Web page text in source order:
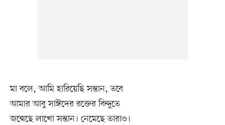
মা বলে, আমি হারিয়েছি সন্তান, তবে
আমার আবু সাঈদের রক্তের বিন্দুতে
জন্মেছে লাখো সন্তান। নেমেছে তারাও।